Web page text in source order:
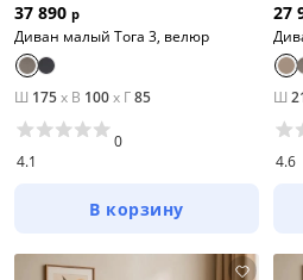
37 890 р
Диван малый Тога 3, велюр
Ш 175x В 100x Г85
4.1
0
В корзину
27
Ш
4.6